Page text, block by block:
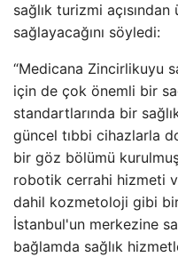
sağlık turizmi
sağlayacağını söyledi:
“Medicana Zincirlikuyu
için de çok önemli bir
standartlarında bir
güncel tıbbi cihazlarla
bir göz bölümü
robotik cerrahi hizmeti
dahil kozmetoloji gibi
İstanbul'un merkezine
bağlamda sağlık